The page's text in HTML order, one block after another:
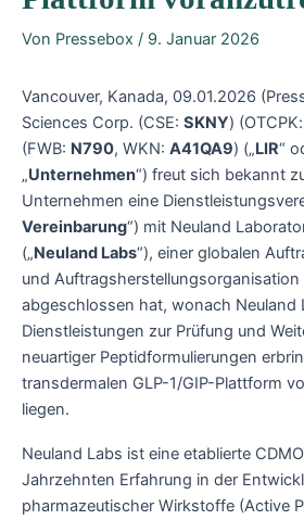
Von Pressebox / 9. Januar 2026
Vancouver, Kanada, 09.01.2026
Sciences Corp. (CSE: SKNY)
(FWB: N790, WKN: A41QA9) („LIR“
„Unternehmen“) freut sich bekannt
Unternehmen eine
Vereinbarung“) mit Neuland
(„Neuland Labs“), einer globalen
und Auftragsherstellungsorganisation
abgeschlossen hat, wonach Neuland
Dienstleistungen zur Prüfung und
neuartiger Peptidformulierungen
transdermalen GLP-1/GIP-Plattform
liegen.
Neuland Labs ist eine etablierte
Jahrzehnten Erfahrung in der
pharmazeutischer Wirkstoffe (Active